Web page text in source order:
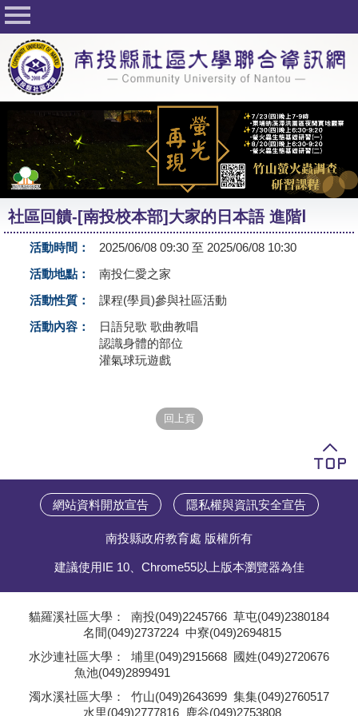
回首頁
關於社大
公佈欄
行事曆
最新活動
活動花絮
課程一覽表
志工與社團
友站連結
社區回饋-[南投校本部]大家的日本語 進階Ⅰ
活動時間：
2025/06/08 09:30 至 2025/06/08 10:30
活動地點：
南投仁愛之家
活動性質：
課程(學員)參與社區活動
活動內容：
日語兒歌 歌曲教唱
認識身體的部位
灌氣球玩遊戲
網站資料開放宣告 隱私權與資訊安全宣告
南投縣政府教育處 版權所有
建議使用IE 10、Chrome55以上版本瀏覽器為佳
貓羅溪社區大學： 南投(049)2245766 草屯(049)2380184
名間(049)2737224 中寮(049)2694815
水沙連社區大學： 埔里(049)2915668 國姓(049)2720676
魚池(049)2899491
濁水溪社區大學： 竹山(049)2643699 集集(049)2760517
水里(049)2777816 鹿谷(049)2753808